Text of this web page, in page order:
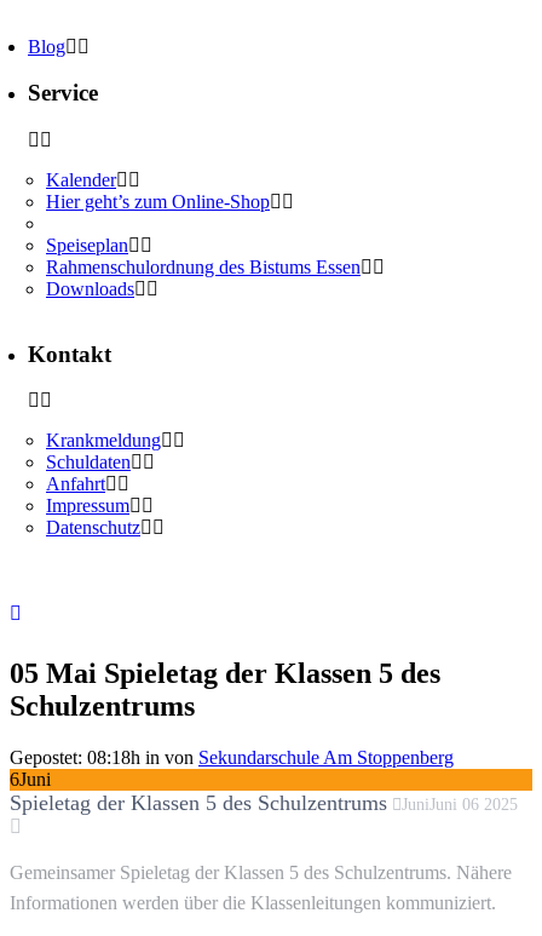
Blog
Service
Kalender
Hier geht’s zum Online-Shop
Speiseplan
Rahmenschulordnung des Bistums Essen
Downloads
Kontakt
Krankmeldung
Schuldaten
Anfahrt
Impressum
Datenschutz
05 Mai Spieletag der Klassen 5 des
Schulzentrums
Gepostet: 08:18h in von Sekundarschule Am Stoppenberg
6Juni
Spieletag der Klassen 5 des Schulzentrums JuniJuni 06 2025
Gemeinsamer Spieletag der Klassen 5 des Schulzentrums. Nähere
Informationen werden über die Klassenleitungen kommuniziert.